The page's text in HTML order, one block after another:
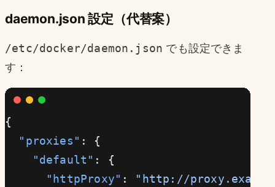
daemon.json 設定（代替案）
/etc/docker/daemon.json でも設定できま
す：
{
  "proxies"
: {
    "default"
: {
      "httpProxy"
:
"http://